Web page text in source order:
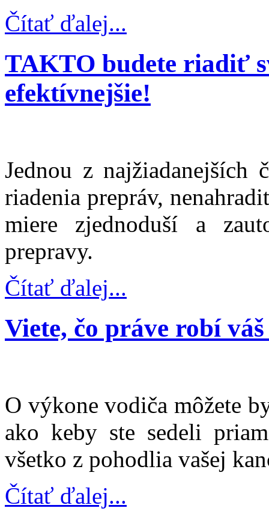
Čítať ďalej...
TAKTO budete riadiť
efektívnejšie!
Jednou z najžiadanejších
riadenia prepráv,
miere zjednoduší a
prepravy.
Čítať ďalej...
Viete, čo práve robí
O výkone vodiča môžete
ako keby ste sedeli
všetko z pohodlia vašej
Čítať ďalej...